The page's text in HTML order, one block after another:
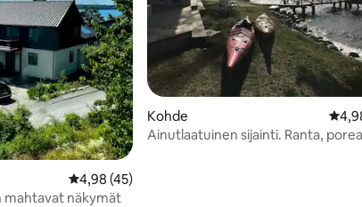
Keskimääräinen arvio 4,98/5, 45 arvostelua
4,98 (45)
mahtavat näkymät
Kohde
Ainutlaatuinen sijainti. Ranta,